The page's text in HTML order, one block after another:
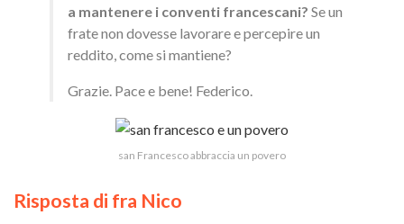
a mantenere i conventi francescani? Se un
frate non dovesse lavorare e percepire un
reddito, come si mantiene?
Grazie. Pace e bene! Federico.
san Francesco abbraccia un povero
Risposta di fra Nico